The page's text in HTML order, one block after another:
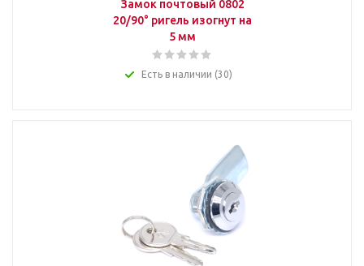
Замок почтовый 0802
20/90° ригель изогнут на
5 мм
Есть в наличии (30)